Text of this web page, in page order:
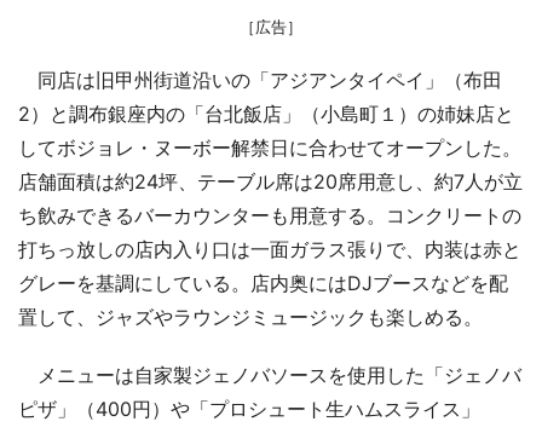
［広告］
同店は旧甲州街道沿いの「アジアンタイペイ」（布田
2）と調布銀座内の「台北飯店」（小島町１）の姉妹店と
してボジョレ・ヌーボー解禁日に合わせてオープンした。
店舗面積は約24坪、テーブル席は20席用意し、約7人が立
ち飲みできるバーカウンターも用意する。コンクリートの
打ちっ放しの店内入り口は一面ガラス張りで、内装は赤と
グレーを基調にしている。店内奥にはDJブースなどを配
置して、ジャズやラウンジミュージックも楽しめる。
メニューは自家製ジェノバソースを使用した「ジェノバ
ピザ」（400円）や「プロシュート生ハムスライス」